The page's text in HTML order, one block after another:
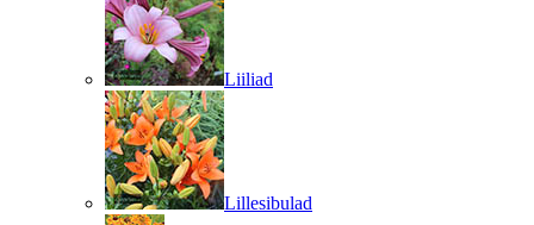
Liiliad
Lillesibulad